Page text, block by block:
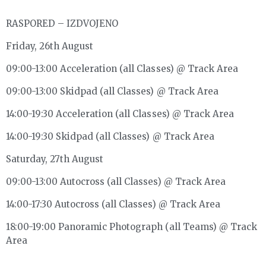
RASPORED – IZDVOJENO
Friday, 26th August
09:00-13:00 Acceleration (all Classes) @ Track Area
09:00-13:00 Skidpad (all Classes) @ Track Area
14:00-19:30 Acceleration (all Classes) @ Track Area
14:00-19:30 Skidpad (all Classes) @ Track Area
Saturday, 27th August
09:00-13:00 Autocross (all Classes) @ Track Area
14:00-17:30 Autocross (all Classes) @ Track Area
18:00-19:00 Panoramic Photograph (all Teams) @ Track
Area